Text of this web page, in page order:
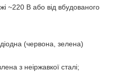
~220 В або від вбудованого
(червона, зелена)
з неіржавкої сталі;